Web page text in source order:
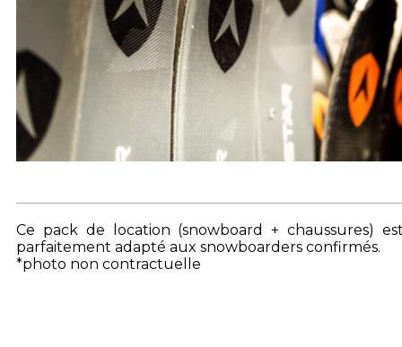
Ce pack de location (snowboard + chaussures)
parfaitement adapté aux snowboarders confirmés.
*photo non contractuelle